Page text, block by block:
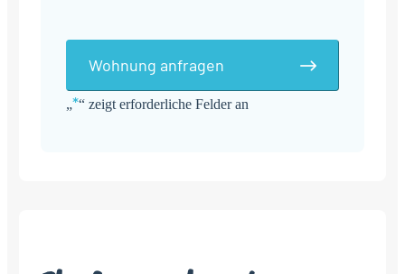
„*“ zeigt erforderliche Felder an
Wohnung anfragen